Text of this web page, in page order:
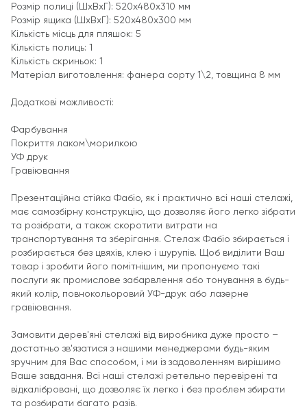
Розмір полиці (ШхВхГ): 520х480х310 мм
Розмір ящика (ШхВхГ): 520х480х300 мм
Кількість місць для пляшок: 5
Кількість полиць: 1
Кількість скриньок: 1
Матеріал виготовлення: фанера сорту 1\2, товщина 8 мм
Додаткові можливості:
Фарбування
Покриття лаком\морилкою
УФ друк
Гравіювання
Презентаційна стійка Фабіо, як і практично всі наші стелажі,
має самозбірну конструкцію, що дозволяє його легко зібрати
та розібрати, а також скоротити витрати на
транспортування та зберігання. Стелаж Фабіо збирається і
розбирається без цвяхів, клею і шурупів. Щоб виділити Ваш
товар і зробити його помітнішим, ми пропонуємо такі
послуги як промислове забарвлення або тонування в будь-
який колір, повнокольоровий УФ-друк або лазерне
гравіювання.
Замовити дерев'яні стелажі від виробника дуже просто –
достатньо зв'язатися з нашими менеджерами будь-яким
зручним для Вас способом, і ми із задоволенням вирішимо
Ваше завдання. Всі наші стелажі ретельно перевірені та
відкалібровані, що дозволяє їх легко і без проблем збирати
та розбирати багато разів.